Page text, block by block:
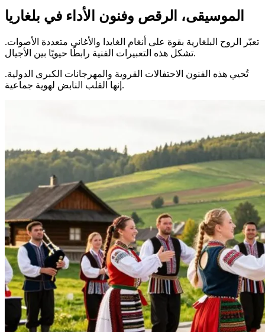
الموسيقى، الرقص وفنون الأداء في بلغاريا
تعبّر الروح البلغارية بقوة على أنغام الغايدا والأغاني متعددة الأصوات.
تشكل هذه التعبيرات الفنية رابطًا حيويًا بين الأجيال.
تُحيي هذه الفنون الاحتفالات القروية والمهرجانات الكبرى الدولية.
إنها القلب النابض لهوية جماعية.